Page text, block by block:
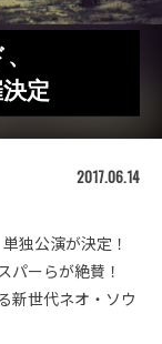
定
2017.06.14
独公演が決定！
パーらが絶賛！
新世代ネオ・ソウ